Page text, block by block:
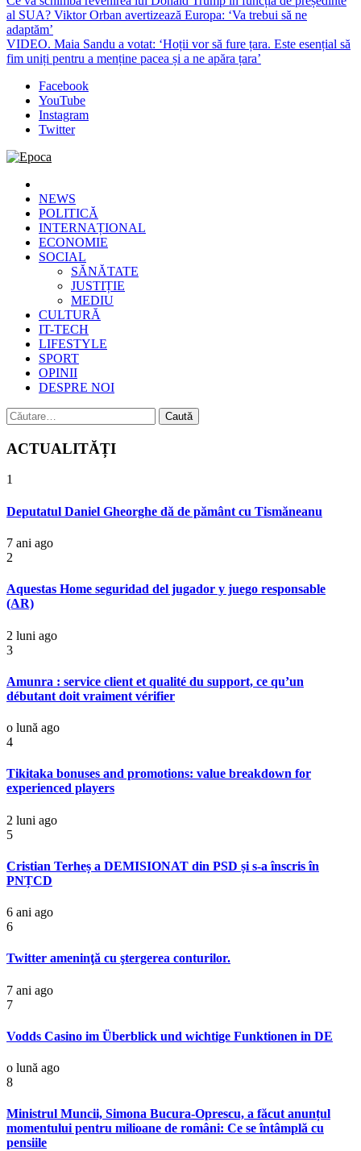
al SUA? Viktor Orban avertizează Europa: ‘Va trebui să ne
adaptăm’
VIDEO. Maia Sandu a votat: ‘Hoții vor să fure țara. Este esențial să
fim uniți pentru a menține pacea și a ne apăra țara’
Facebook
YouTube
Instagram
Twitter
Epoca
Cele mai noi știri online din România
NEWS
POLITICĂ
INTERNAȚIONAL
ECONOMIE
SOCIAL
SĂNĂTATE
JUSTIȚIE
MEDIU
CULTURĂ
IT-TECH
LIFESTYLE
SPORT
OPINII
DESPRE NOI
Caută
după:
ACTUALITĂȚI
1
Deputatul Daniel Gheorghe dă de pământ cu Tismăneanu
7 ani ago
2
Aquestas Home seguridad del jugador y juego responsable
(AR)
2 luni ago
3
Amunra : service client et qualité du support, ce qu’un
débutant doit vraiment vérifier
o lună ago
4
Tikitaka bonuses and promotions: value breakdown for
experienced players
2 luni ago
5
Cristian Terheș a DEMISIONAT din PSD și s-a înscris în
PNȚCD
6 ani ago
6
Twitter ameninţă cu ştergerea conturilor.
7 ani ago
7
Vodds Casino im Überblick und wichtige Funktionen in DE
o lună ago
8
Ministrul Muncii, Simona Bucura-Oprescu, a făcut anunțul
momentului pentru milioane de români: Ce se întâmplă cu
pensiile